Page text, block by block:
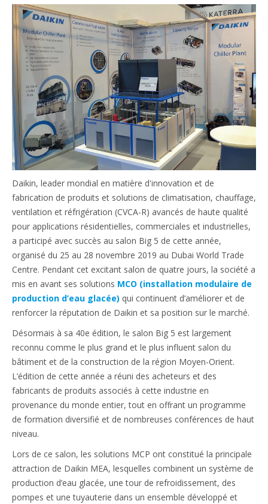
Daikin, leader mondial en matière d'innovation et de
fabrication de produits et solutions de climatisation, chauffage,
ventilation et réfrigération (CVCA-R) avancés de haute qualité
pour applications résidentielles, commerciales et industrielles,
a participé avec succès au salon Big 5 de cette année,
organisé du 25 au 28 novembre 2019 au Dubai World Trade
Centre. Pendant cet excitant salon de quatre jours, la société a
mis en avant ses solutions MCO (installation modulaire de
production d’eau glacée) qui continuent d’améliorer et de
renforcer la réputation de Daikin et sa position sur le marché.
Désormais à sa 40e édition, le salon Big 5 est largement
reconnu comme le plus grand et le plus influent salon du
bâtiment et de la construction de la région Moyen-Orient.
L’édition de cette année a réuni des acheteurs et des
fabricants de produits associés à cette industrie en
provenance du monde entier, tout en offrant un programme
de formation diversifié et de nombreuses conférences de haut
niveau.
Lors de ce salon, les solutions MCP ont constitué la principale
attraction de Daikin MEA, lesquelles combinent un système de
production d’eau glacée, une tour de refroidissement, des
pompes et une tuyauterie dans un ensemble développé et